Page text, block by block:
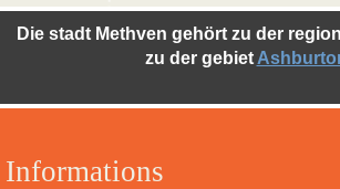
Informations
Die stadt Methven gehört zu der region
zu der gebiet